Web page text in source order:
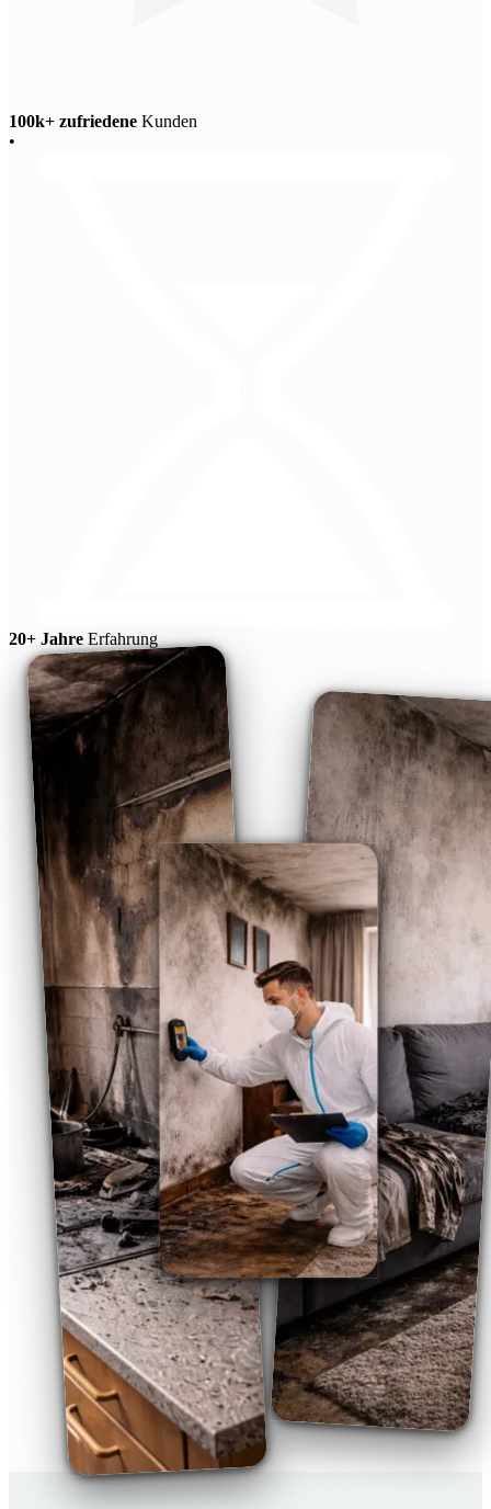
100k+ zufriedene Kunden
•
20+ Jahre Erfahrung